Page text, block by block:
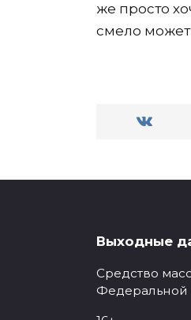
же просто
смело может
Выходные
Средство
Федеральной